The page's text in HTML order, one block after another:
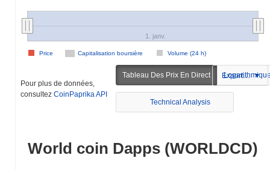
Capitalisation boursière Volume (24 h)
Price
1. janv.
Pour plus de données,
consultez CoinPaprika API
Tableau Des Prix En Direct Exportation
Technical Analysis
World coin Dapps (WORLDCD)